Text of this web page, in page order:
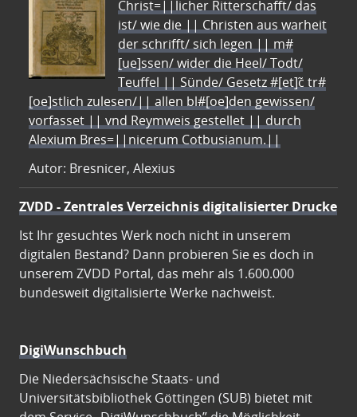
Christ=||licher Ritterschafft/ das
ist/ wie die || Christen aus warheit
der schrifft/ sich legen || m#
[ue]ssen/ wider die Heel/ Todt/
Teuffel || Sünde/ Gesetz #[et]c̃ tr#
[oe]stlich zulesen/|| allen bl#[oe]den gewissen/
vorfasset || vnd Reymweis gestellet || durch
Alexium Bres=||nicerum Cotbusianum.||
Autor: Bresnicer, Alexius
ZVDD - Zentrales Verzeichnis digitalisierter Drucke
Ist Ihr gesuchtes Werk noch nicht in unserem
digitalen Bestand? Dann probieren Sie es doch in
unserem ZVDD Portal, das mehr als 1.600.000
bundesweit digitalisierte Werke nachweist.
DigiWunschbuch
Die Niedersächsische Staats- und
Universitätsbibliothek Göttingen (SUB) bietet mit